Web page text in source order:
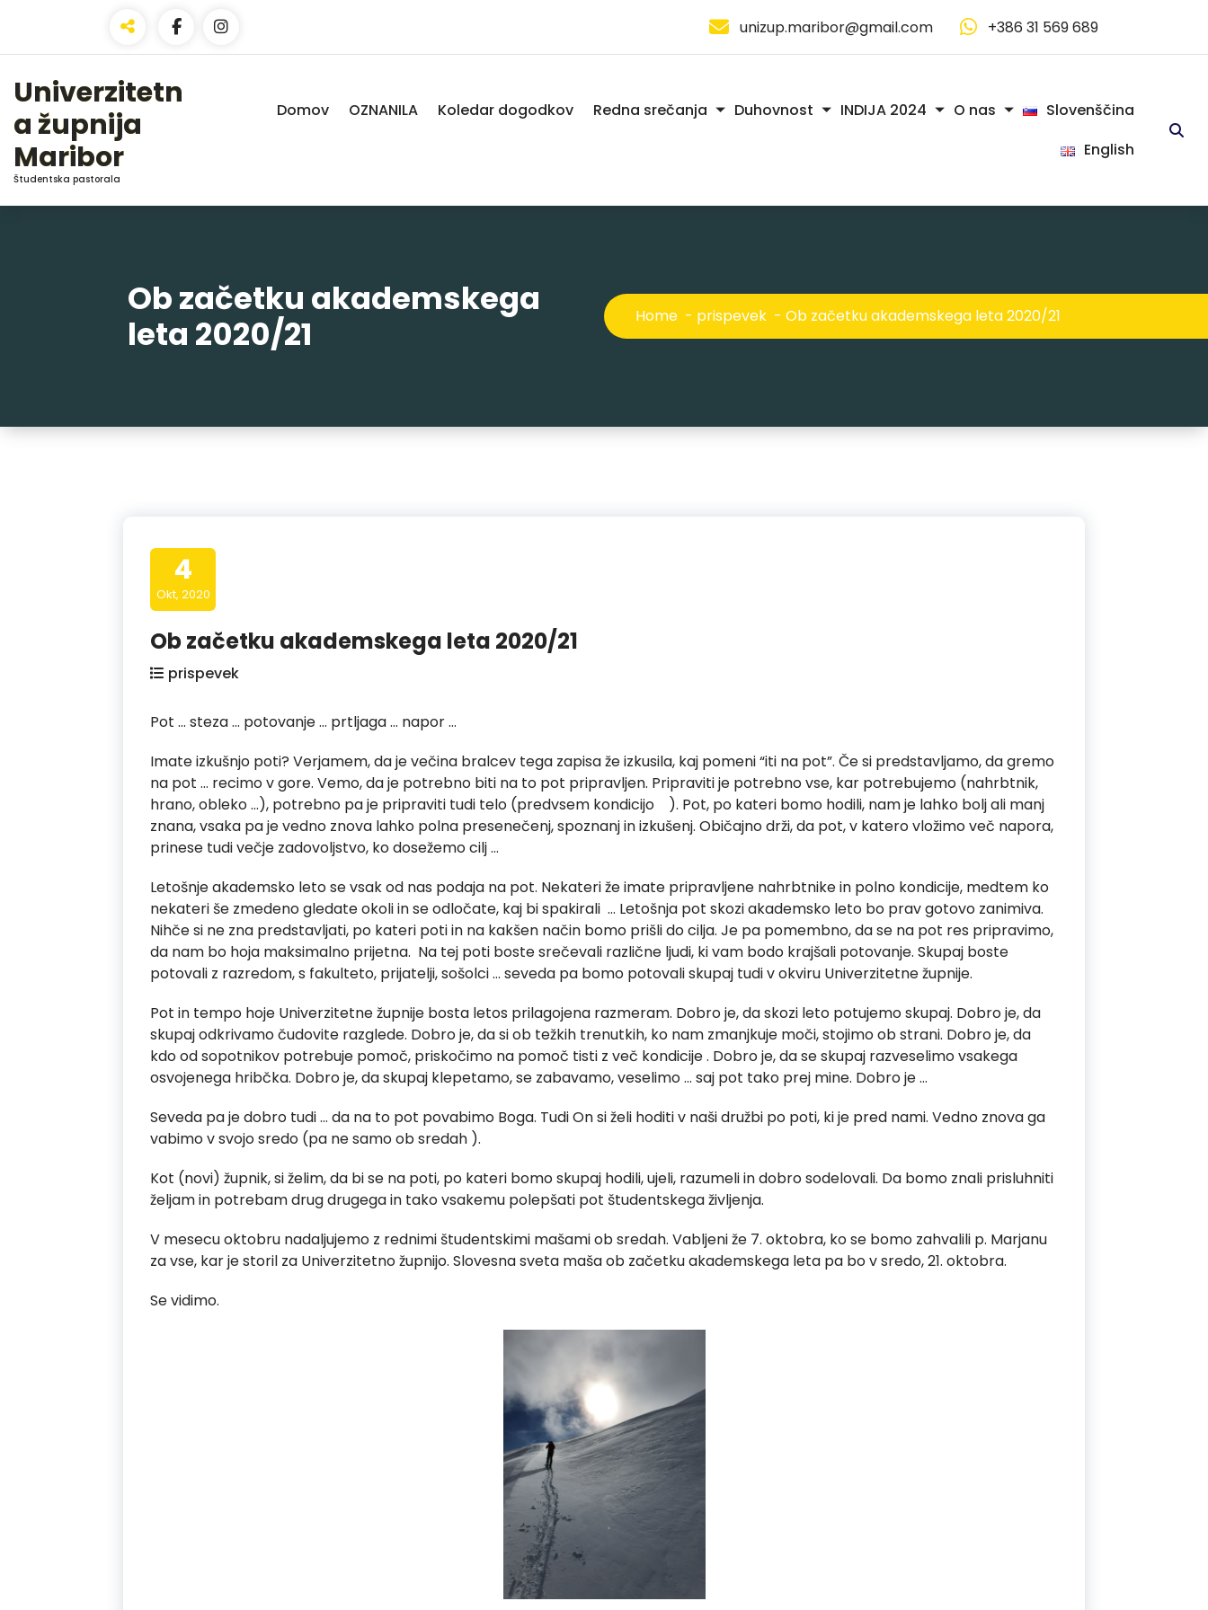
Content
unizup.maribor@gmail.com +386 31 569 689
Univerzitetn
a župnija
Maribor
Študentska pastorala
Domov OZNANILA Koledar dogodkov Redna srečanja Duhovnost INDIJA 2024 O nas
Slovenščina
English
Ob začetku akademskega
leta 2020/21
Home - prispevek - Ob začetku akademskega leta 2020/21
4
Okt, 2020
Ob začetku akademskega leta 2020/21
prispevek
Pot … steza … potovanje … prtljaga … napor …
Imate izkušnjo poti? Verjamem, da je večina bralcev tega zapisa že izkusila, kaj pomeni “iti na pot”. Če si predstavljamo, da gremo
na pot … recimo v gore. Vemo, da je potrebno biti na to pot pripravljen. Pripraviti je potrebno vse, kar potrebujemo (nahrbtnik,
hrano, obleko …), potrebno pa je pripraviti tudi telo (predvsem kondicijo ). Pot, po kateri bomo hodili, nam je lahko bolj ali manj
znana, vsaka pa je vedno znova lahko polna presenečenj, spoznanj in izkušenj. Običajno drži, da pot, v katero vložimo več napora,
prinese tudi večje zadovoljstvo, ko dosežemo cilj …
Letošnje akademsko leto se vsak od nas podaja na pot. Nekateri že imate pripravljene nahrbtnike in polno kondicije, medtem ko
nekateri še zmedeno gledate okoli in se odločate, kaj bi spakirali … Letošnja pot skozi akademsko leto bo prav gotovo zanimiva.
Nihče si ne zna predstavljati, po kateri poti in na kakšen način bomo prišli do cilja. Je pa pomembno, da se na pot res pripravimo,
da nam bo hoja maksimalno prijetna. Na tej poti boste srečevali različne ljudi, ki vam bodo krajšali potovanje. Skupaj boste
potovali z razredom, s fakulteto, prijatelji, sošolci … seveda pa bomo potovali skupaj tudi v okviru Univerzitetne župnije.
Pot in tempo hoje Univerzitetne župnije bosta letos prilagojena razmeram. Dobro je, da skozi leto potujemo skupaj. Dobro je, da
skupaj odkrivamo čudovite razglede. Dobro je, da si ob težkih trenutkih, ko nam zmanjkuje moči, stojimo ob strani. Dobro je, da
kdo od sopotnikov potrebuje pomoč, priskočimo na pomoč tisti z več kondicije . Dobro je, da se skupaj razveselimo vsakega
osvojenega hribčka. Dobro je, da skupaj klepetamo, se zabavamo, veselimo … saj pot tako prej mine. Dobro je …
Seveda pa je dobro tudi … da na to pot povabimo Boga. Tudi On si želi hoditi v naši družbi po poti, ki je pred nami. Vedno znova ga
vabimo v svojo sredo (pa ne samo ob sredah ).
Kot (novi) župnik, si želim, da bi se na poti, po kateri bomo skupaj hodili, ujeli, razumeli in dobro sodelovali. Da bomo znali prisluhniti
željam in potrebam drug drugega in tako vsakemu polepšati pot študentskega življenja.
V mesecu oktobru nadaljujemo z rednimi študentskimi mašami ob sredah. Vabljeni že 7. oktobra, ko se bomo zahvalili p. Marjanu
za vse, kar je storil za Univerzitetno župnijo. Slovesna sveta maša ob začetku akademskega leta pa bo v sredo, 21. oktobra.
Se vidimo.